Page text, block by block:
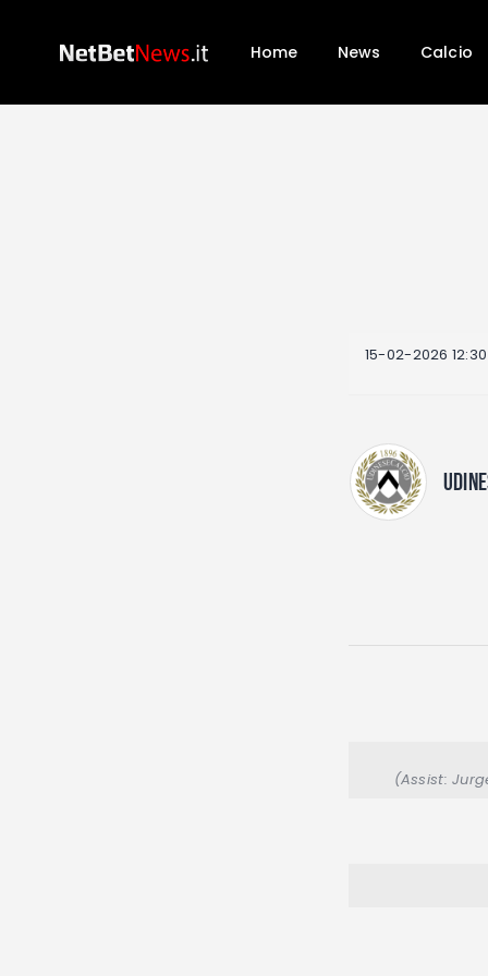
Home News Calcio
15-02-2026 12:30
(Assist: